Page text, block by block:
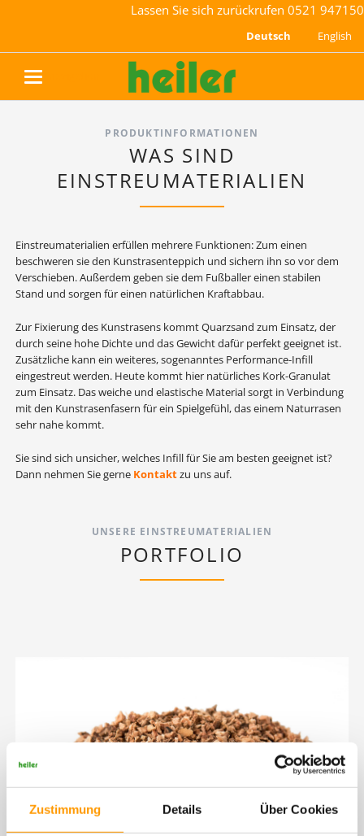
Zustimmung Details Über Cookies
Lassen Sie sich zurückrufen 0521 947150
Deutsch English
PRODUKTINFORMATIONEN
WAS SIND
EINSTREUMATERIALIEN
Einstreumaterialien erfüllen mehrere Funktionen: Zum einen
beschweren sie den Kunstrasenteppich und sichern ihn so vor dem
Verschieben. Außerdem geben sie dem Fußballer einen stabilen
Stand und sorgen für einen natürlichen Kraftabbau.
Zur Fixierung des Kunstrasens kommt Quarzsand zum Einsatz, der
durch seine hohe Dichte und das Gewicht dafür perfekt geeignet ist.
Zusätzliche kann ein weiteres, sogenanntes Performance-Infill
eingestreut werden. Heute kommt hier natürliches Kork-Granulat
zum Einsatz. Das weiche und elastische Material sorgt in Verbindung
mit den Kunstrasenfasern für ein Spielgefühl, das einem Naturrasen
sehr nahe kommt.
Sie sind sich unsicher, welches Infill für Sie am besten geeignet ist?
Dann nehmen Sie gerne Kontaktzu uns auf.
UNSERE EINSTREUMATERIALIEN
PORTFOLIO